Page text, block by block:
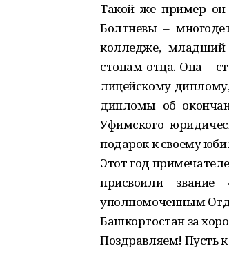
Такой же пример он
Болтневы –
колледже,
стопам отца. Она –
лицейскому
дипломы об
Уфимского
подарок к своему
Этот год
присвоили
уполномоченным
Башкортостан за
Поздравляем! Пусть